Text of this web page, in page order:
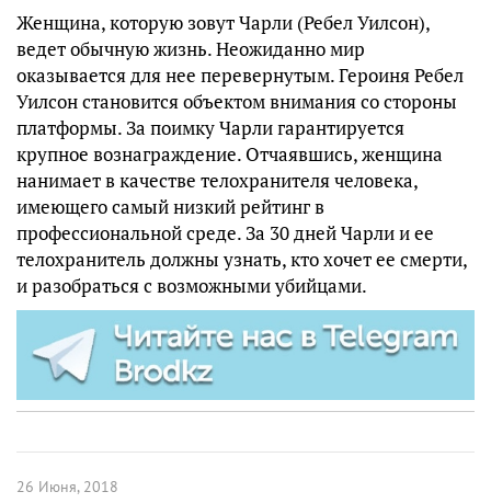
Женщина, которую зовут Чарли (Ребел Уилсон),
ведет обычную жизнь. Неожиданно мир
оказывается для нее перевернутым. Героиня Ребел
Уилсон становится объектом внимания со стороны
платформы. За поимку Чарли гарантируется
крупное вознаграждение. Отчаявшись, женщина
нанимает в качестве телохранителя человека,
имеющего самый низкий рейтинг в
профессиональной среде. За 30 дней Чарли и ее
телохранитель должны узнать, кто хочет ее смерти,
и разобраться с возможными убийцами.
26 Июня, 2018